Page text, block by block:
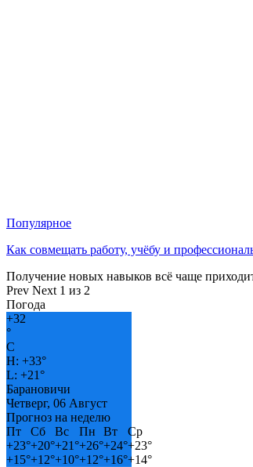
Популярное
Как совмещать работу, учёбу и
Получение новых навыков всё чаще
Prev Next 1 из 2
Погода
+32
°
C
H: +33°
L: +21°
Барановичи
Четверг, 06 Август
Прогноз на неделю
Пт
Сб Вс Пн Вт
Ср
+23°+20°+21°+26°+24°+23°
+15°+12°+10°+12°+16°+14°